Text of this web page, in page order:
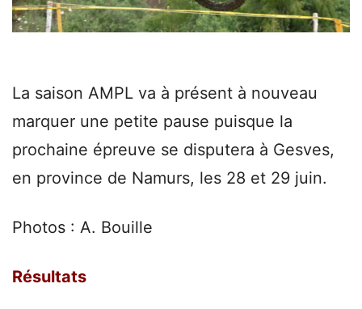
La saison AMPL va à présent à nouveau
marquer une petite pause puisque la
prochaine épreuve se disputera à Gesves,
en province de Namurs, les 28 et 29 juin.
Photos : A. Bouille
Résultats